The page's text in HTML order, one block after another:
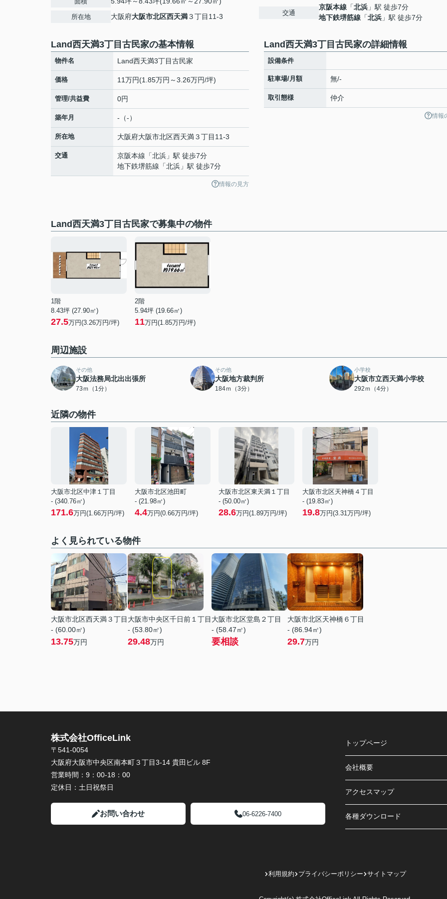
所在地 大阪府大阪市北区西天満３丁目11-3 交通
京阪本線 「北浜 」駅 徒歩7分
地下鉄堺筋線 「北浜 」駅 徒歩7分
Land西天満3丁目古民家の基本情報
物件名 Land西天満3丁目古民家
価格 11万円(1.85万円～3.26万円/坪)
管理/共益費 0円
築年月 -（-）
所在地 大阪府大阪市北区西天満３丁目11-3
交通 京阪本線 「北浜 」駅 徒歩7分
地下鉄堺筋線 「北浜 」駅 徒歩7分
情報の見方
Land西天満3丁目古民家の詳細情報
設備条件
駐車場/月額 無/-
取引態様 仲介
情報
Land西天満3丁目古民家で募集中の物件
1階
8.43坪 (27.90㎡)
27.5万円(3.26万円/坪)
2階
5.94坪 (19.66㎡)
11万円(1.85万円/坪)
周辺施設
その他
大阪法務局北出出張所
73ｍ（1分）
その他
大阪地方裁判所
184ｍ（3分）
小学校
大阪市立西天満小学校
292ｍ（4分）
近隣の物件
大阪市北区中津１丁目
- (340.76㎡)
171.6万円(1.66万円/坪)
大阪市北区池田町
- (21.98㎡)
4.4万円(0.66万円/坪)
大阪市北区東天満１丁目
- (50.00㎡)
28.6万円(1.89万円/坪)
大阪市北区天神橋４丁目
- (19.83㎡)
19.8万円(3.31万円/坪)
よく見られている物件
大阪市北区西天満３丁目
- (60.00㎡)
13.75万円
大阪市中央区千日前１丁目
- (53.80㎡)
29.48万円
大阪市北区堂島２丁目
- (58.47㎡)
要相談
大阪市北区天神橋６丁目
- (86.94㎡)
29.7万円
株式会社OfficeLink
〒541-0054
大阪府大阪市中央区南本町３丁目3-14 貴田ビル 8F
営業時間： 9：00-18：00
定休日： 土日祝祭日
お問い合わせ 06-6226-7400
トップページ
会社概要
アクセスマップ
各種ダウンロード
利用規約 プライバシーポリシー サイトマップ